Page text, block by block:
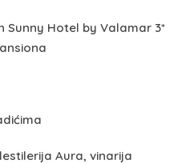
Sunny Hotel by Valamar 3*
Aura, vinarija